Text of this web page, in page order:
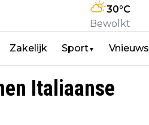
30°C
Bewolkt
Zakelijk Sport▼ Vnieuws
Italiaanse